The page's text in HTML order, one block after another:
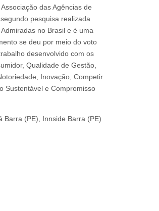
das Agências de
pesquisa realizada
no Brasil e é uma
se deu por meio do voto
desenvolvido com os
Qualidade de Gestão,
Inovação, Competir
Sustentável e Compromisso
Barra (PE), Innside Barra (PE)